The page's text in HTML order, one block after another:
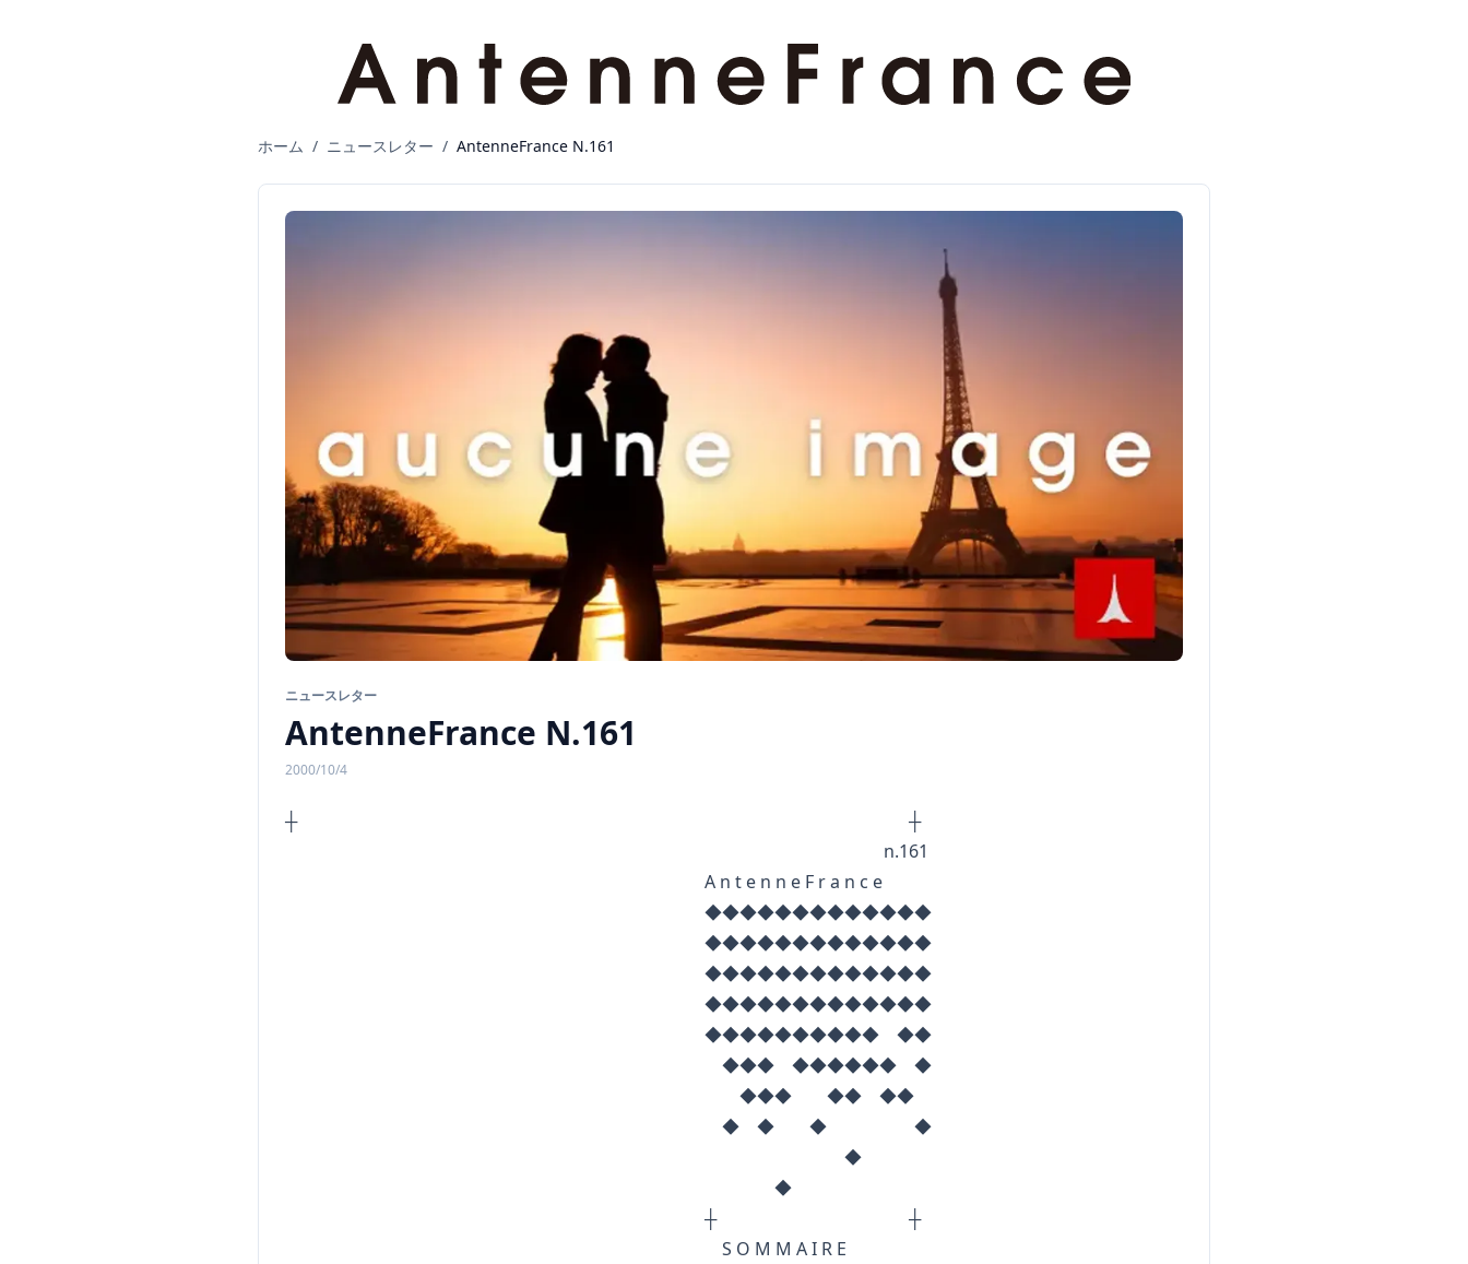
ホーム / ニュースレター / AntenneFrance N.161
ニュースレター
AntenneFrance N.161
2000/10/4
┼ ┼
n.161
A n t e n n e F r a n c e
◆◆◆◆◆◆◆◆◆◆◆◆◆
◆◆◆◆◆◆◆◆◆◆◆◆◆
◆◆◆◆◆◆◆◆◆◆◆◆◆
◆◆◆◆◆◆◆◆◆◆◆◆◆
◆◆◆◆◆◆◆◆◆◆ ◆◆
◆◆◆ ◆◆◆◆◆◆ ◆
◆◆◆ ◆◆ ◆◆
◆ ◆ ◆ ◆
◆
◆
┼ ┼
S O M M A I R E